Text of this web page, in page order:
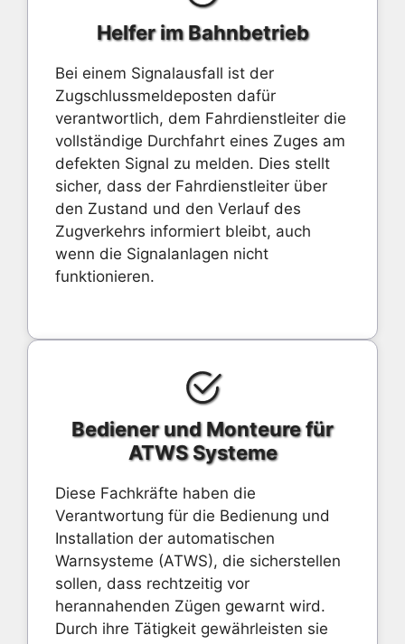
Helfer im Bahnbetrieb
Bei einem Signalausfall ist der
Zugschlussmeldeposten dafür
verantwortlich, dem Fahrdienstleiter die
vollständige Durchfahrt eines Zuges am
defekten Signal zu melden. Dies stellt
sicher, dass der Fahrdienstleiter über
den Zustand und den Verlauf des
Zugverkehrs informiert bleibt, auch
wenn die Signalanlagen nicht
funktionieren.
Bediener und Monteure für
ATWS Systeme
Diese Fachkräfte haben die
Verantwortung für die Bedienung und
Installation der automatischen
Warnsysteme (ATWS), die sicherstellen
sollen, dass rechtzeitig vor
herannahenden Zügen gewarnt wird.
Durch ihre Tätigkeit gewährleisten sie